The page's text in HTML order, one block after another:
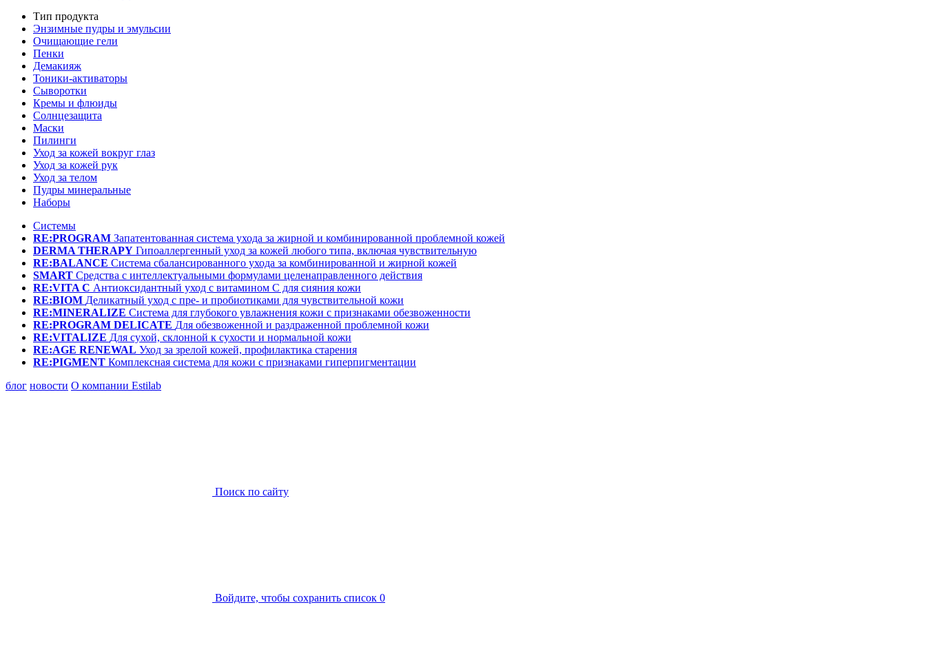
Тип продукта
Энзимные пудры и эмульсии
Очищающие гели
Пенки
Демакияж
Тоники-активаторы
Сыворотки
Кремы и флюиды
Солнцезащита
Маски
Пилинги
Уход за кожей вокруг глаз
Уход за кожей рук
Уход за телом
Пудры минеральные
Наборы
Системы
RE:PROGRAM Запатентованная система ухода за жирной и комбинированной проблемной кожей
DERMA THERAPY Гипоаллергенный уход за кожей любого типа, включая чувствительную
RE:BALANCE Система сбалансированного ухода за комбинированной и жирной кожей
SMART Средства с интеллектуальными формулами целенаправленного действия
RE:VITA C Антиоксидантный уход с витамином С для сияния кожи
RE:BIOM Деликатный уход с пре- и пробиотиками для чувствительной кожи
RE:MINERALIZE Система для глубокого увлажнения кожи с признаками обезвоженности
RE:PROGRAM DELICATE Для обезвоженной и раздраженной проблемной кожи
RE:VITALIZE Для сухой, склонной к сухости и нормальной кожи
RE:AGE RENEWAL Уход за зрелой кожей, профилактика старения
RE:PIGMENT Комплексная система для кожи с признаками гиперпигментации
блог новости О компании Estilab
Поиск по сайту
Войдите, чтобы сохранить список 0